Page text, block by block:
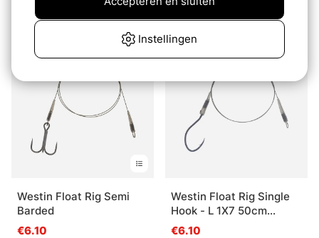
€4.30
Westin Float Rig Semi
Barded
€6.10
Westin Float Rig Single
Hook - L 1X7 50cm
14Kg/30Lbs #4/8
€6.10
Instellingen